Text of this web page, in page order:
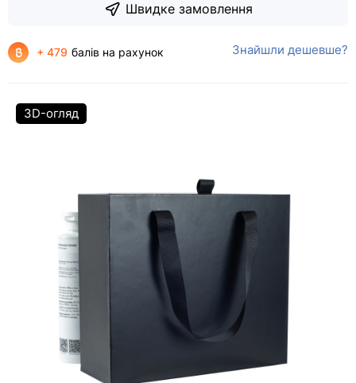
Швидке замовлення
+ 479 балів на рахунок Знайшли дешевше?
3D-огляд